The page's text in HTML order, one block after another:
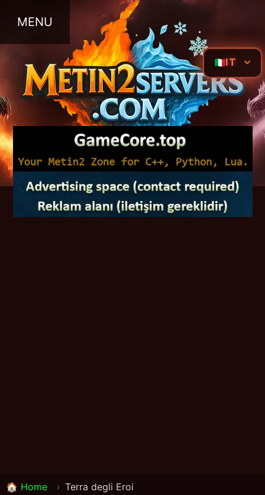
IT
MENU
🏠 Home › Terra degli Eroi